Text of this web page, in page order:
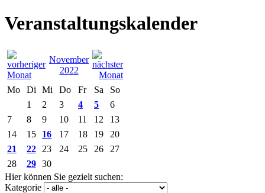
Veranstaltungskalender
November
2022
Mo
Di Mi Do Fr Sa
So
1
2 3 4 5
6
7
8 9 10 11 12
13
14
15 16 17 18 19
20
21
22 23 24 25 26
27
28
29 30
Hier können Sie gezielt suchen:
Kategorie